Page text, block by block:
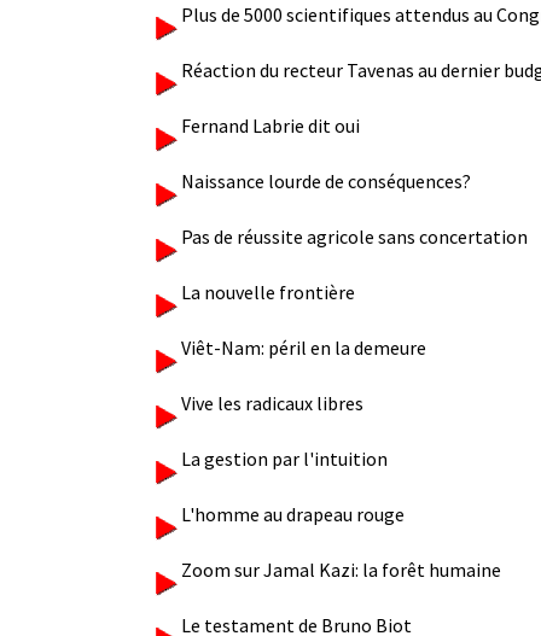
Plus de 5000 scientifiques attendus au
Réaction du recteur Tavenas au dernier
Fernand Labrie dit oui
Naissance lourde de conséquences?
Pas de réussite agricole sans concertation
La nouvelle frontière
Viêt-Nam: péril en la demeure
Vive les radicaux libres
La gestion par l'intuition
L'homme au drapeau rouge
Zoom sur Jamal Kazi: la forêt humaine
Le testament de Bruno Biot